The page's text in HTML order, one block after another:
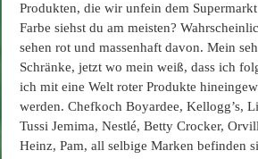
Produkten, die wir unfein dem
Farbe siehst du am meisten?
sehen rot und massenhaft davon. Mein
Schränke, jetzt wo mein weiß, dass ich
ich mit eine Welt roter Produkte
werden. Chefkoch Boyardee, Kellogg’s,
Tussi Jemima, Nestlé, Betty Crocker,
Heinz, Pam, all selbige Marken befinden